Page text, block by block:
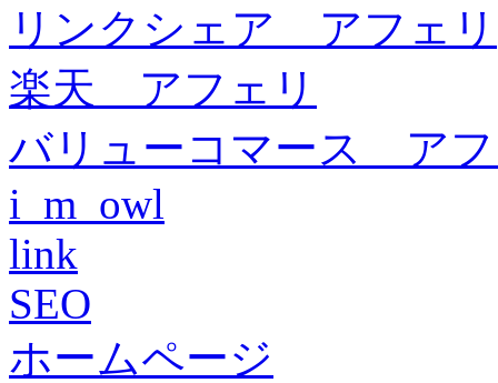
リンクシェア アフェリ
楽天 アフェリ
バリューコマース ア
i_m_owl
link
SEO
ホームページ